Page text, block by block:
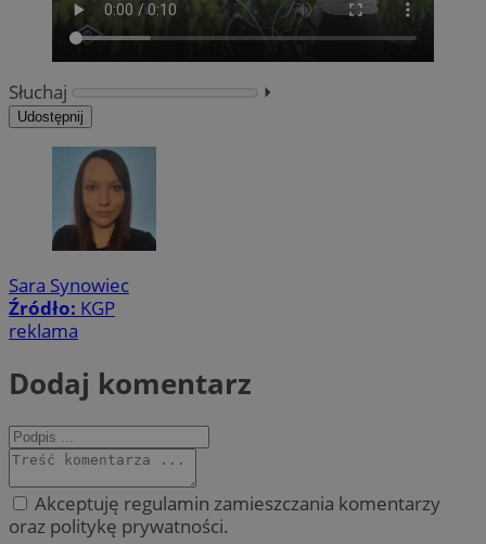
Słuchaj ⏵︎
Udostępnij
Sara Synowiec
Źródło: KGP
reklama
Dodaj komentarz
Akceptuję regulamin zamieszczania komentarzy
oraz politykę prywatności.